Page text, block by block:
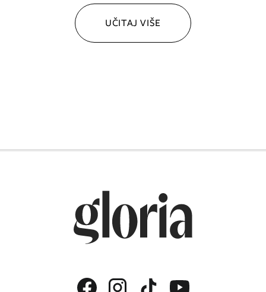
UČITAJ VIŠE